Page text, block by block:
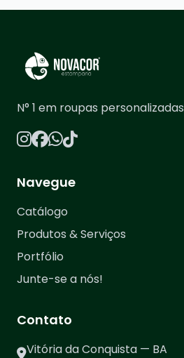
N° 1 em roupas personalizadas
Navegue
Catálogo
Produtos & Serviços
Portfólio
Junte-se a nós!
Contato
Vitória da Conquista — BA